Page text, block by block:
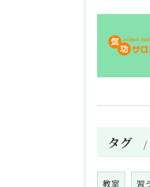
タグ
教室 習